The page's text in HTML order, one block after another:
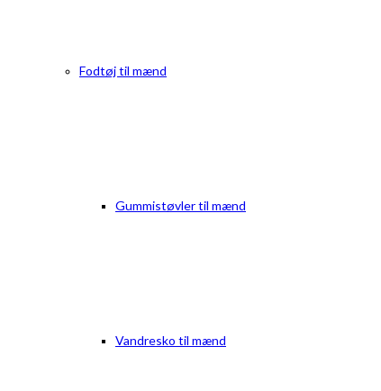
Fodtøj til mænd
Gummistøvler til mænd
Vandresko til mænd